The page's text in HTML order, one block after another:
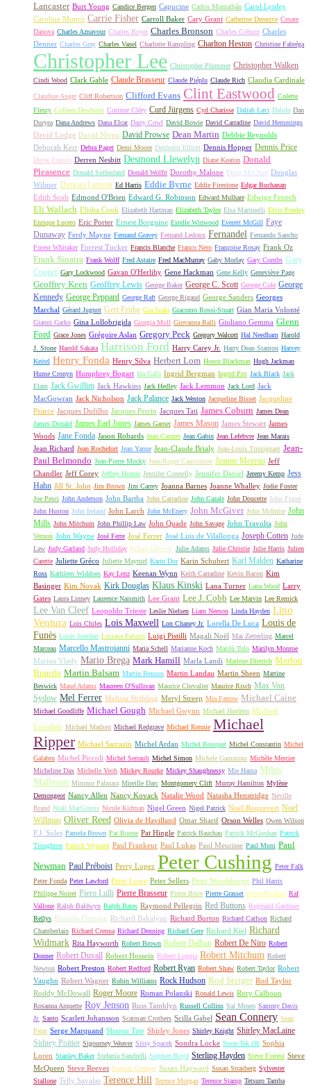
Lancaster Burt Young Candice Bergen Capucine Carlos Montalbán Carol Lynley
Caroline Munro Carrie Fisher Carroll Baker Cary Grant Catherine Deneuve Cesare
Danova Charles Aznavour Charles Boyer Charles Bronson Charles Coburn Charles
Denner Charles Gray Charles Vanel Charlotte Rampling Charlton Heston Christine Fabréga
Christopher Lee Christopher Plummer Christopher Walken
Cindi Wood Clark Gable Claude Brasseur Claude Piéplu Claude Rich Claudia Cardinale
Claudine Auger Cliff Robertson Clifford Evans Clint Eastwood Colette
Fleury Colleen Dewhurst Corinne Cléry Curd Jürgens Cyd Charisse Daliah Lavi Dalida Dan
Duryea Dana Andrews Dana Elcar Darry Cowl David Bowie David Carradine David Hemmings
David Lodge David Niven David Prowse Dean Martin Debbie Reynolds
Deborah Kerr Debra Paget Demi Moore Denholm Elliott Dennis Hopper Dennis Price
Derek Francis Derren Nesbitt Desmond Llewelyn Diane Keaton Donald
Pleasence Donald Sutherland Donald Wolfit Dorothy Malone Doug McClure Douglas
Wilmer Duncan Lamont Ed Harris Eddie Byrne Eddie Firestone Edgar Buchanan
Edith Scob Edmond O'Brien Edward G. Robinson Edward Mulhare Edwige Fenech
Eli Wallach Elisha Cook Elizabeth Hartman Elizabeth Taylor Elsa Martinelli Elvis Presley
Enrique Lucero Eric Porter Ernest Borgnine Estelle Winwood Everett McGill Faye
Dunaway Ferdy Mayne Fernand Gravey Fernand Ledoux Fernandel Fernando Sancho
Forest Whitaker Forrest Tucker Francis Blanche Franco Nero Françoise Rosay Frank Oz
Frank Sinatra Frank Wolff Fred Astaire Fred MacMurray Gaby Morlay Gary Combs Gary
Cooper Gary Lockwood Gavan O'Herlihy Gene Hackman Gene Kelly Geneviève Page
Geoffrey Keen Geoffrey Lewis George Baker George C. Scott George Cole George
Kennedy George Peppard George Raft George Rigaud George Sanders Georges
Marchal Gérard Jugnot Gert Fröbe Gia Scala Giacomo Rossi-Stuart Gian Maria Volonté
Gianni Garko Gina Lollobrigida Giorgia Moll Giovanna Ralli Giuliano Gemma Glenn
Ford Grace Jones Grégoire Aslan Gregory Peck Gregory Walcott Hal Needham Harold
J. Stone Harold Sakata Harrison Ford Harry Carey Jr. Harry Dean Stanton Harvey
Keitel Henry Fonda Henry Silva Herbert Lom Honor Blackman Hugh Jackman
Hume Cronyn Humphrey Bogart Ida Galli Ingrid Bergman Ingrid Pitt Jack Black Jack
Elam Jack Gwillim Jack Hawkins Jack Hedley Jack Lemmon Jack Lord Jack
MacGowran Jack Nicholson Jack Palance Jack Weston Jacqueline Bisset Jacqueline
Pearce Jacques Dufilho Jacques Perrin Jacques Tati James Coburn James Dean
James Donald James Earl Jones James Garner James Mason James Stewart James
Woods Jane Fonda Jason Robards Jean Carmet Jean Gabin Jean Lefebvre Jean Marais
Jean Richard Jean Rochefort Jean Yanne Jean-Claude Brialy Jean-Louis Trintignant Jean-
Paul Belmondo Jean-Pierre Mocky Jean-Roger Caussimon Jeanne Moreau Jeff
Chandler Jeff Corey Jeffrey Hunter Jennifer Connelly Jennifer Daniel Jeremy Kemp Jess
Hahn Jill St. John Jim Brown Jim Carrey Joanna Barnes Joanne Whalley Jodie Foster
Joe Pesci John Anderson John Bartha John Carradine John Cazale John Doucette John Fraser
John Huston John Ireland John Larch John McEnery John McGiver John McIntire John
Mills John Mitchum John Phillip Law John Quade John Savage John Travolta John
Vernon John Wayne José Ferre José Ferrer José Luis de Vilallonga Joseph Cotten Jude
Law Judy Garland Judy Holliday Julian Glover Julie Adams Julie Christie Julie Harris Julien
Carette Juliette Gréco Juliette Mayniel Karin Dor Karin Schubert Karl Malden Katharine
Ross Kathleen Widdoes Kay Lenz Keenan Wynn Keith Carradine Kevin Bacon Kim
Basinger Kim Novak Kirk Douglas Klaus Kinski Lana Turner Lana Wood Larry
Gates Laura Linney Laurence Naismith Lee Grant Lee J. Cobb Lee Marvin Lee Remick
Lee Van Cleef Leopoldo Trieste Leslie Nielsen Liam Neeson Linda Hayden Lino
Ventura Lois Chiles Lois Maxwell Lon Chaney Jr. Lorella De Luca Louis de
Funès Louis Jourdan Luciana Paluzzi Luigi Pistilli Magali Noël Mai Zetterling Marcel
Marceau Marcello Mastroianni Maria Schell Marianne Koch Marilù Tolo Marilyn Monroe
Marina Vlady Mario Brega Mark Hamill Marla Landi Marlene Dietrich Marlon
Brando Martin Balsam Martin Benson Martin Landau Martin Sheen Martine
Beswick Maud Adams Maureen O'Sullivan Maurice Chevalier Maurice Risch Max Von
Sydow Mel Ferrer Melissa Stribling Meryl Streep Mia Farrow Michael Caine
Michael Goodliffe Michael Gough Michael Gwynn Michael Hordern Michael
Lonsdale Michael Madsen Michael Redgrave Michael Rennie Michael
Ripper Michael Sarrazin Michel Ardan Michel Bouquet Michel Constantin Michel
Galabru Michel Piccoli Michel Serrault Michel Simon Michele Gammino Michèle Mercier
Micheline Dax Michelle Yeoh Mickey Rourke Mickey Shaughnessy Mie Hama Miles
Malleson Mimmo Palmara Mireille Darc Montgomery Clift Murray Hamilton Mylène
Demongeot Nancy Allen Nancy Kovack Natalie Wood Natasha Henstridge Neville
Brand Niall MacGinnis Nicole Kidman Nigel Green Nigel Patrick Noël Roquevert Noel
Willman Oliver Reed Olivia de Havilland Omar Sharif Orson Welles Owen Wilson
P.J. Soles Pamela Brown Pat Boone Pat Hingle Patrick Bauchau Patrick McGoohan Patrick
Troughton Patrick Wymark Paul Frankeur Paul Lukas Paul Meurisse Paul Muni Paul
Newman Paul Préboist Perry Lopez Peter Cushing Peter Falk
Peter Fonda Peter Lawford Peter Lorre Peter Sellers Peter Woodthorpe Phil Harris
Philippe Noiret Piero Lulli Pierre Brasseur Pierre Brice Pierre Grasset Pierre Richard Raf
Vallone Ralph Baldwyn Ralph Bates Raymond Pellegrin Red Buttons Reginald Gardiner
Rellys Rhonda Fleming Richard Bakalyan Richard Burton Richard Carlson Richard
Chamberlain Richard Crenna Richard Denning Richard Gere Richard Kiel Richard
Widmark Rita Hayworth Robert Brown Robert Dalban Robert De Niro Robert
Donner Robert Duvall Robert Hossein Robert Loggia Robert Mitchum Robert
Newton Robert Preston Robert Redford Robert Ryan Robert Shaw Robert Taylor Robert
Vaughn Robert Wagner Robin Williams Rock Hudson Rod Steiger Rod Taylor
Roddy McDowall Roger Moore Roman Polanski Ronald Lewis Rory Calhoun
Rosanna Arquette Roy Jenson Russ Tamblyn Russell Collins Sal Mineo Sammy Davis
Jr. Santo Scarlett Johansson Scatman Crothers Scilla Gabel Sean Connery Sean
Penn Serge Marquand Sharon Tate Shirley Jones Shirley Knight Shirley MacLaine
Sidney Poitier Sigourney Weaver Sissy Spacek Sondra Locke Soon-Tek Oh Sophia
Loren Stanley Baker Stefania Sandrelli Stephen Boyd Sterling Hayden Steve Forrest Steve
McQueen Steve Reeves Stewart Granger Susan Hayward Susan Strasberg Sylvester
Stallone Telly Savalas Terence Hill Terence Morgan Terence Stamp Tetsuro Tamba